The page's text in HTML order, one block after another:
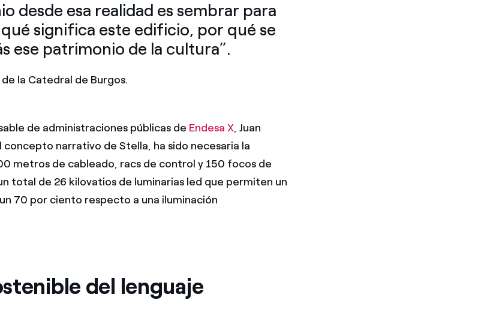
desde esa realidad es sembrar para
significa este edificio, por qué se
ese patrimonio de la cultura”.
la Catedral de Burgos.
de administraciones públicas de Endesa X, Juan
concepto narrativo de Stella, ha sido necesaria la
metros de cableado, racs de control y 150 focos de
total de 26 kilovatios de luminarias led que permiten un
70 por ciento respecto a una iluminación
del lenguaje